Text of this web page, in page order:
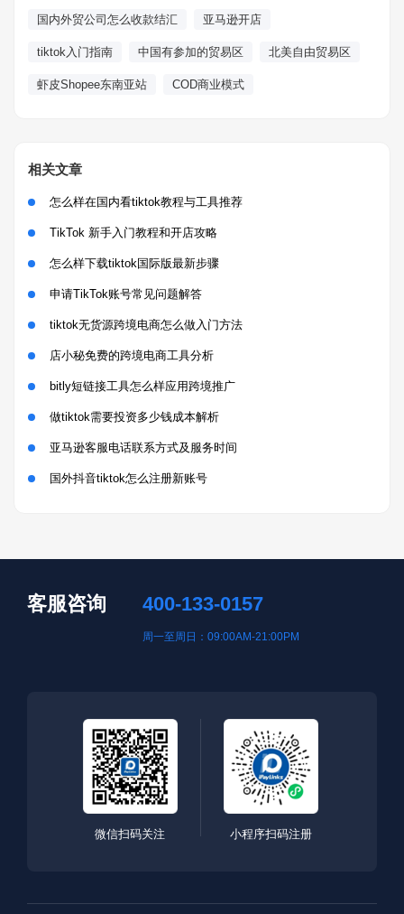
国内外贸公司怎么收款结汇 亚马逊开店
tiktok入门指南 中国有参加的贸易区 北美自由贸易区
虾皮Shopee东南亚站 COD商业模式
相关文章
怎么样在国内看tiktok教程与工具推荐
TikTok 新手入门教程和开店攻略
怎么样下载tiktok国际版最新步骤
申请TikTok账号常见问题解答
tiktok无货源跨境电商怎么做入门方法
店小秘免费的跨境电商工具分析
bitly短链接工具怎么样应用跨境推广
做tiktok需要投资多少钱成本解析
亚马逊客服电话联系方式及服务时间
国外抖音tiktok怎么注册新账号
客服咨询 400-133-0157
周一至周日：09:00AM-21:00PM
微信扫码关注 小程序扫码注册